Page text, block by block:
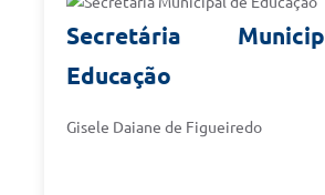
Secretária
Educação
Gisele Daiane de Figueiredo